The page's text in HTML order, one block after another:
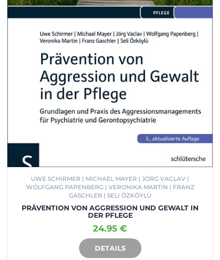
UWE SCHIRMER | MICHAEL MAYER | JÖRG VACLAV |
WOLFGANG PAPENBERG | VERONIKA MARTIN | FRANZ
GASCHLER | SELI ÖZKÖYLÜ
PRÄVENTION VON AGGRESSION UND GEWALT IN
DER PFLEGE
24.95 €
DETAILS
IN DEN WARENKORB